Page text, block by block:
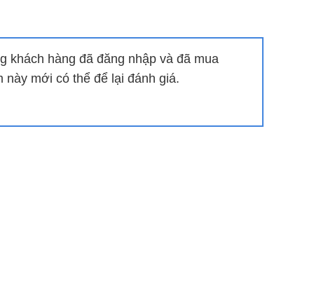
của loa thanh
tăng/giảm âm lượng, hiệu ứng âm thanh,…
đơn giản
cổng HDMI, HDMI ARC, USB.
khách hàng đã đăng nhập và đã mua
này mới có thể để lại đánh giá.